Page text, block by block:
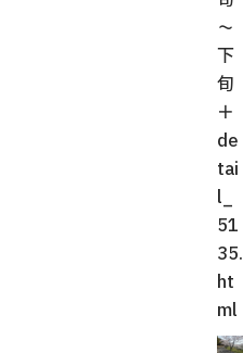
～
下
旬
＋
de
tai
l_
51
35.
ht
ml